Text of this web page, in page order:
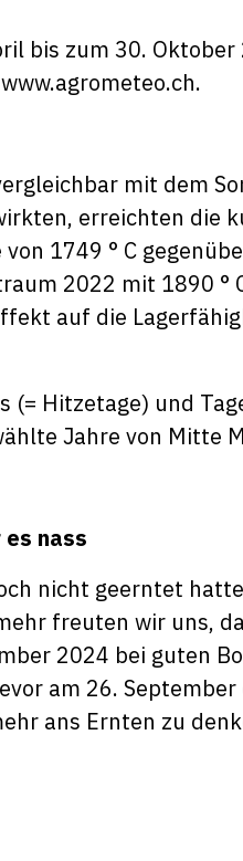
bis zum 30.
mit dem
erreichten die
1749 ° C
2022 mit 1890 °
auf die
(= Hitzetage) und
Jahre von Mitte
nass
nicht geerntet
freuten wir uns,
2024 bei guten
am 26.
ans Ernten zu